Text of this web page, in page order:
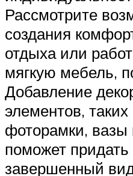
Рассмотрите
создания
отдыха или
мягкую мебель,
Добавление
элементов,
фоторамки, вазы
поможет придать
завершенный